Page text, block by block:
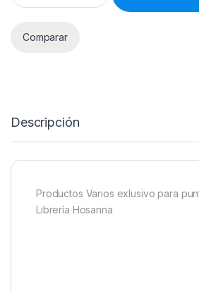
Comparar
Descripción
Productos Varios exlusivo para
Librería Hosanna